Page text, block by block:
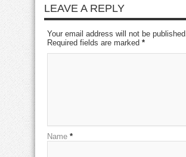
LEAVE A REPLY
Your email address will not be published.
Required fields are marked *
Name *